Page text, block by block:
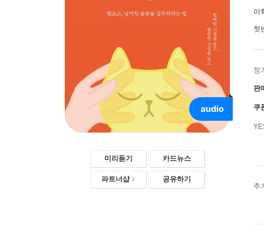
미리듣기 카드뉴스
파트너샵 공유하기
이
첫
정
판
쿠
추